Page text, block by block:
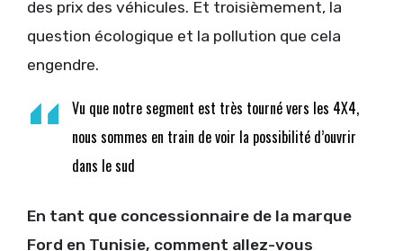
des prix des véhicules. Et troisièmement, la
question écologique et la pollution que cela
engendre.
Vu que notre segment est très tourné vers les 4X4,
nous sommes en train de voir la possibilité d’ouvrir
dans le sud
En tant que concessionnaire de la marque
Ford en Tunisie, comment allez-vous